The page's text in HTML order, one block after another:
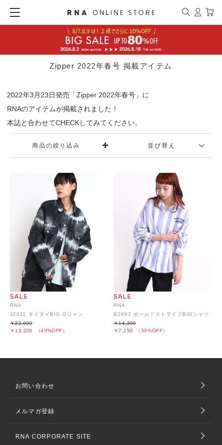
Zipper 2022年春号 掲載アイテム
2022年3月23日発売「Zipper 2022年春号」に
RNAのアイテムが掲載されました！
本誌と合わせてCHECKしてみてください。
商品の絞り込み 並び替え
RNA
J2011 タイダイBIG Gジャン
￥13,200 （40%OFF）
￥22,000
RNA
B2697 ボールドストライプBIGシャツ
￥7,150 （50%OFF）
￥14,300
お問い合わせ
メルマガ登録
RNA CORPORATE SITE